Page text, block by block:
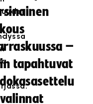
–
tapahtuvat